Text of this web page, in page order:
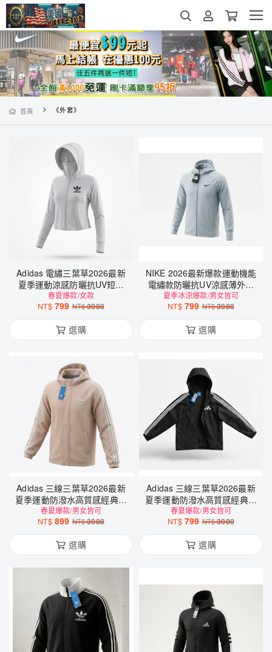
首頁 《外套》
Adidas 電繡三葉草2026最新
夏季運動涼感防曬抗UV短版
女外套
春夏爆款/女款
NT$ 799 NT$3980
選購
NIKE 2026最新爆款運動機能
電繡款防曬抗UV涼感薄外套
(帽沿可拆)
夏季冰涼爆款/男女皆可
NT$ 799 NT$3980
選購
Adidas 三線三葉草2026最新
夏季運動防潑水高質感經典款
薄外套
春夏爆款/男女皆可
NT$ 899 NT$3980
選購
Adidas 三線三葉草2026最新
夏季運動防潑水高質感經典款
薄外套
春夏爆款/男女皆可
NT$ 799 NT$3980
選購